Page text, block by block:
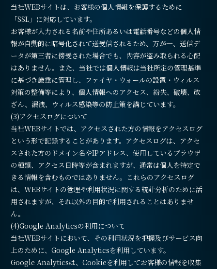
当社WEBサイトは、お客様の個人情報を保護するために
「SSL」に対応しています。
お客様が入力される名前や住所あるいは電話番号などの個人情
報が自動的に暗号化されて送受信されるため、万が一、送信デ
ータが第三者に傍受された場合でも、内容が盗み取られる心配
はありません。また、当社では個人情報は当社所定の管理基準
に基づき厳重に管理し、ファイヤ・ウォールの設置・ウィルス
対策の整備等により、個人情報へのアクセス、紛失、破壊、改
ざん、漏洩、ウィルス感染等の防止策を講じています。
(3)アクセスログについて
当社WEBサイトでは、アクセスされた方の情報をアクセスログ
という形で記録することがあります。アクセスログは、アクセ
スされた方のドメイン名やIPアドレス、使用しているブラウザ
の種類、アクセス日時等が含まれますが、通常は個人を特定で
きる情報を含むものではありません。これらのアクセスログ
は、WEBサイトの管理や利用状況に関する統計分析のために活
用されますが、それ以外の目的で利用されることはありませ
ん。
(4)Google Analyticsの利用について
当社WEBサイトにおいて、その利用状況を把握及びサービス向
上のために、Google Analyticsを利用しています。
Google Analyticsは、Cookieを利用してお客様の情報を収集